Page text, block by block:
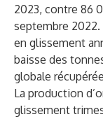
2023, contre 86
septembre 2022.
en glissement
baisse des
globale
La production
glissement